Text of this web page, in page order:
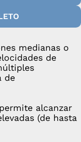
medianas o
de
de
alcanzar
(de hasta